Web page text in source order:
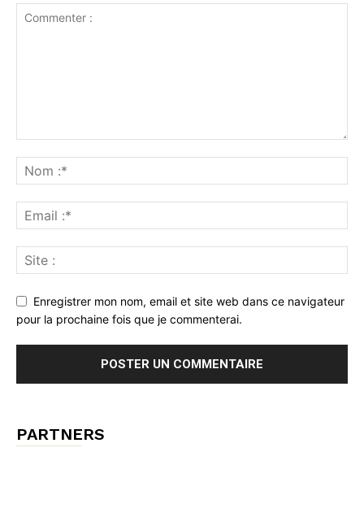
Enregistrer mon nom, email et site web dans ce navigateur
pour la prochaine fois que je commenterai.
PARTNERS